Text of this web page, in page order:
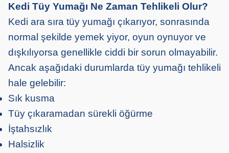
Kedi Tüy Yumağı Ne Zaman Tehlikeli Olur?
Kedi ara sıra tüy yumağı çıkarıyor, sonrasında
normal şekilde yemek yiyor, oyun oynuyor ve
dışkılıyorsa genellikle ciddi bir sorun olmayabilir.
Ancak aşağıdaki durumlarda tüy yumağı tehlikeli
hale gelebilir:
Sık kusma
Tüy çıkaramadan sürekli öğürme
İştahsızlık
Halsizlik